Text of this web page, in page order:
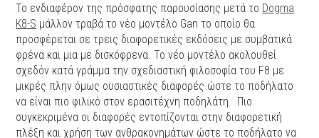
Το ενδιαφέρον της πρόσφατης παρουσίασης μετά το Dogma
K8-S μάλλον τραβά το νέο μοντέλο Gan το οποίο θα
προσφέρεται σε τρεις διαφορετικές εκδόσεις με συμβατικά
φρένα και μια με δισκόφρενα. Το νέο μοντέλο ακολουθεί
σχεδόν κατά γράμμα την σχεδιαστική φιλοσοφία του F8 με
μικρές πλην όμως ουσιαστικές διαφορές ώστε το ποδήλατο
να είναι πιο φιλικό στον ερασιτέχνη ποδηλάτη. Πιο
συγκεκριμένα οι διαφορές εντοπίζονται στην διαφορετική
πλέξη και χρήση των ανθρακονημάτων ώστε το ποδήλατο να